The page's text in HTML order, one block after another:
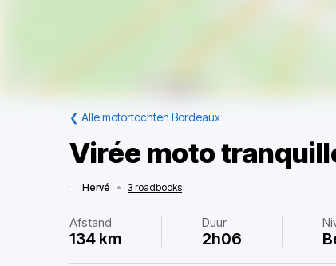
❮ Alle motortochten Bordeaux
Virée moto
Hervé • 3 roadbooks
Afstand
134 km
Duur
2h06